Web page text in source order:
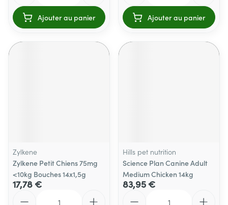
Ajouter au panier Ajouter au panier
Zylkene
Zylkene Petit Chiens 75mg
<10kg Bouches 14x1,5g
17,78 €
Hills pet nutrition
Science Plan Canine Adult
Medium Chicken 14kg
83,95 €